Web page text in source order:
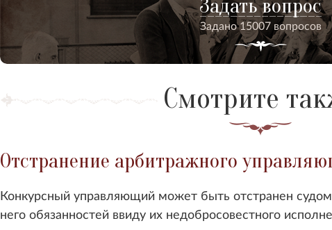
Задать вопрос
Задано 15007 вопросов
Смотрите
Отстранение арбитражного
Конкурсный управляющий может быть отстранен
него обязанностей ввиду их недобросовестного